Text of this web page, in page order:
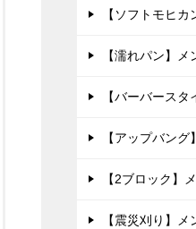
【ソフトモヒ
【濡れパン】メ
【バーバース
【アップバン
【2ブロック】
【震災刈り】メ